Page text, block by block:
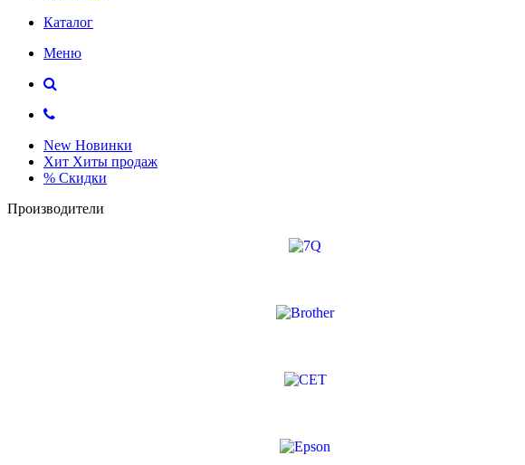
Каталог
Меню
New Новинки
Хит Хиты продаж
% Скидки
Производители